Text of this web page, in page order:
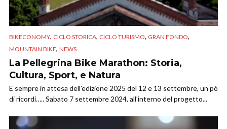
BIKECONOMY, CICLO STORICA, CICLO TURISMO, GRAN FONDO,
MOUNTAIN BIKE, NEWS
La Pellegrina Bike Marathon: Storia,
Cultura, Sport, e Natura
E sempre in attesa dell’edizione 2025 del 12 e 13 settembre, un pò
di ricordi….. Sabato 7 settembre 2024, all’interno del progetto...